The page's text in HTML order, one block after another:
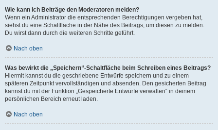
Wie kann ich Beiträge den Moderatoren melden?
Wenn ein Administrator die entsprechenden Berechtigungen vergeben hat,
siehst du eine Schaltfläche in der Nähe des Beitrags, um diesen zu melden.
Du wirst dann durch die weiteren Schritte geführt.
Nach oben
Was bewirkt die „Speichern“-Schaltfläche beim Schreiben eines Beitrags?
Hiermit kannst du die geschriebene Entwürfe speichern und zu einem
späteren Zeitpunkt vervollständigen und absenden. Den gesicherten Beitrag
kannst du mit der Funktion „Gespeicherte Entwürfe verwalten“ in deinem
persönlichen Bereich erneut laden.
Nach oben